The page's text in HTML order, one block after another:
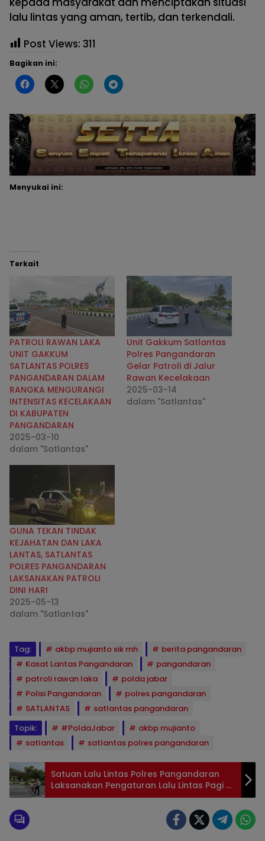
lalu lintas yang aman, tertib, dan terkendali.
Post Views: 311
Bagikan ini:
Menyukai ini:
Terkait
PATROLI RAWAN LAKA
UNIT GAKKUM
SATLANTAS POLRES
PANGANDARAN DALAM
RANGKA MENGURANGI
INTENSITAS KECELAKAAN
DI KABUPATEN
PANGANDARAN
2025-03-10
dalam "Satlantas"
Unit Gakkum Satlantas
Polres Pangandaran
Gelar Patroli di Jalur
Rawan Kecelakaan
2025-03-14
dalam "Satlantas"
GUNA TEKAN TINDAK
KEJAHATAN DAN LAKA
LANTAS, SATLANTAS
POLRES PANGANDARAN
LAKSANAKAN PATROLI
DINI HARI
2025-05-13
dalam "Satlantas"
Tag: akbp mujianto sik mh
berita pangandaran
Kasat Lantas Pangandaran
pangandaran
patroli rawan laka
polda jabar
Polisi Pangandaran
polres pangandaran
SATLANTAS
satlantas pangandaran
Topik:
#PoldaJabar
akbp mujianto
satlantas
satlantas polres pangandaran
Satuan Lalu Lintas Polres Pangandaran
Laksanakan Pengaturan Lalu Lintas Pagi di
Depan Sekolah-sekolah